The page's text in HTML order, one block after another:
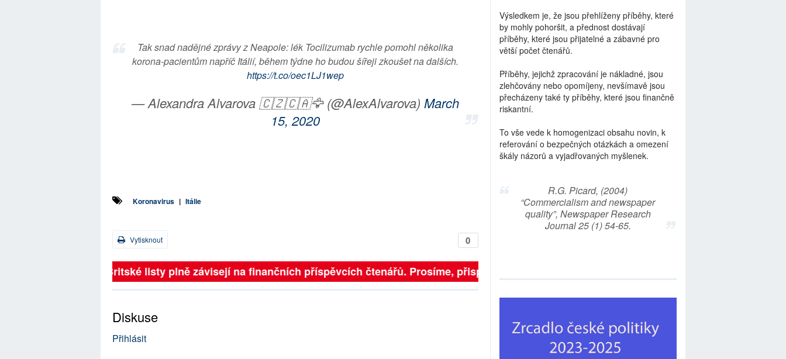
Tak snad nadějné zprávy z Neapole: lék Tocilizumab rychle pomohl několika
korona-pacientům napříč Itálií, během týdne ho budou šířeji zkoušet na dalších.
https://t.co/oec1LJ1wep
— Alexandra Alvarova 🇨🇿🇨🇦🦅 (@AlexAlvarova) March
15, 2020
Koronavirus | Itálie
0
Vytisknout
Britské listy plně závisejí na finančních příspěvcích čtenářů. Prosíme, přispějte. ➥
Diskuse
Přihlásit
Výsledkem je, že jsou přehlíženy příběhy, které
by mohly pohoršit, a přednost dostávají
příběhy, které jsou přijatelné a zábavné pro
větší počet čtenářů.
Příběhy, jejichž zpracování je nákladné, jsou
zlehčovány nebo opomíjeny, nevšímavě jsou
přecházeny také ty příběhy, které jsou finančně
riskantní.
To vše vede k homogenizaci obsahu novin, k
referování o bezpečných otázkách a omezení
škály názorů a vyjadřovaných myšlenek.
R.G. Picard, (2004)
“Commercialism and newspaper
quality”, Newspaper Research
Journal 25 (1) 54-65.